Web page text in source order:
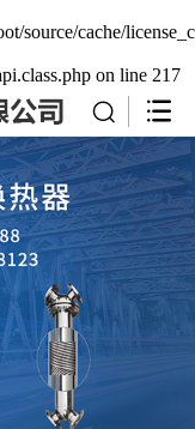
source/cache/
on line 217